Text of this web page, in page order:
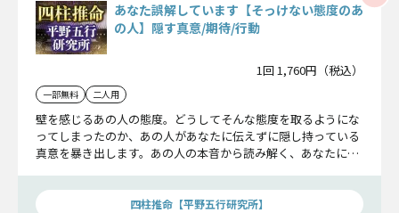
あなた誤解しています【そっけない態度のあ
の人】隠す真意/期待/行動
1回 1,760円（税込）
一部無料 二人用
壁を感じるあの人の態度。どうしてそんな態度を取るようにな
ってしまったのか、あの人があなたに伝えずに隠し持っている
真意を暴き出します。あの人の本音から読み解く、あなたにこ
四柱推命【平野五行研究所】